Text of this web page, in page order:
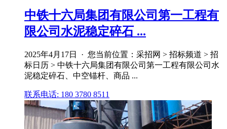
中铁十六局集团有限公司第一工程有
限公司水泥稳定碎石 ...
2025年4月17日 · 您当前位置：采招网 > 招标频道 > 招
标日历 > 中铁十六局集团有限公司第一工程有限公司水
泥稳定碎石、中空锚杆、商品 ...
联系电话: 180 3780 8511